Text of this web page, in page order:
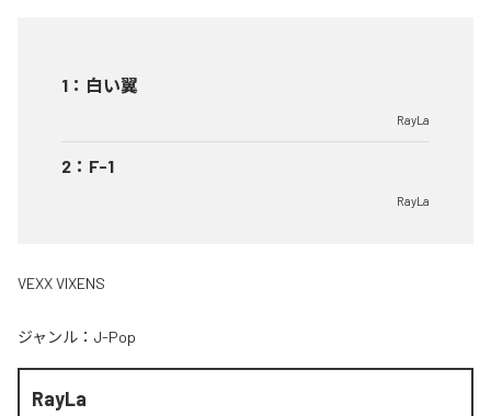
1 ： 白い翼
RayLa
2 ： F-1
RayLa
VEXX VIXENS
ジャンル： J-Pop
RayLa